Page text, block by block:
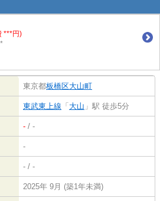
***円)
東京都板橋区大山町
東武東上線 「 大山 」駅 徒歩5分
- / -
-
- / -
2025年 9月 (築1年未満)